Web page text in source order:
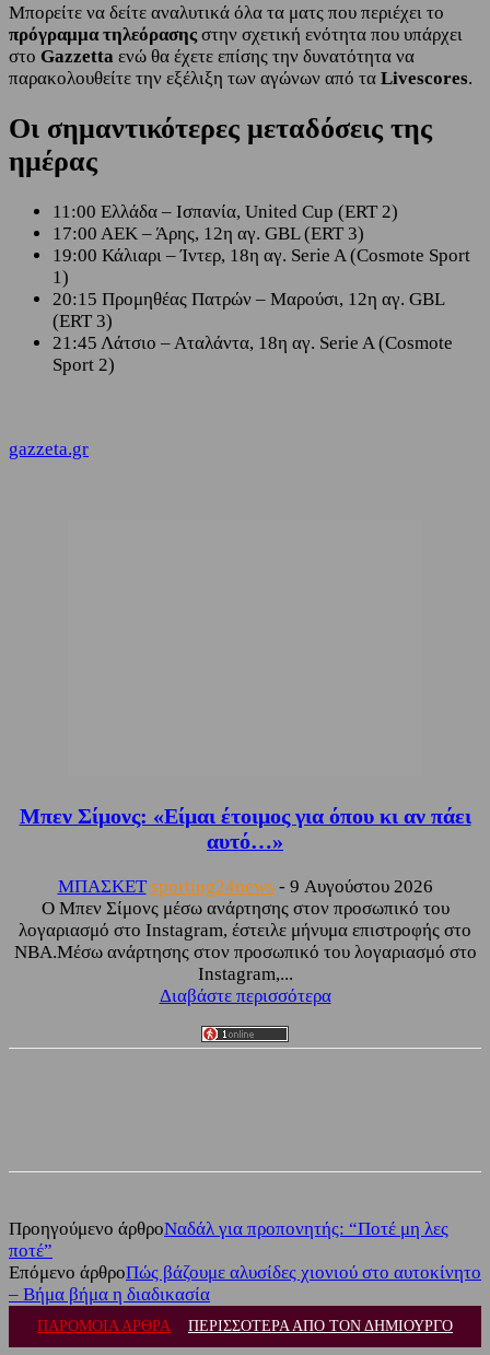
Μπορείτε να δείτε αναλυτικά όλα τα ματς που περιέχει το
πρόγραμμα τηλεόρασης στην σχετική ενότητα που υπάρχει
στο Gazzetta ενώ θα έχετε επίσης την δυνατότητα να
παρακολουθείτε την εξέλιξη των αγώνων από τα Livescores.
Οι σημαντικότερες μεταδόσεις της
ημέρας
11:00 Ελλάδα – Ισπανία, United Cup (ERT 2)
17:00 ΑΕΚ – Άρης, 12η αγ. GBL (ERT 3)
19:00 Κάλιαρι – Ίντερ, 18η αγ. Serie A (Cosmote Sport
1)
20:15 Προμηθέας Πατρών – Μαρούσι, 12η αγ. GBL
(ERT 3)
21:45 Λάτσιο – Αταλάντα, 18η αγ. Serie A (Cosmote
Sport 2)
gazzeta.gr
Μπεν Σίμονς: «Είμαι έτοιμος για όπου κι αν πάει
αυτό…»
ΜΠΑΣΚΕΤ sporting24news - 9 Αυγούστου 2026
Ο Μπεν Σίμονς μέσω ανάρτησης στον προσωπικό του
λογαριασμό στο Instagram, έστειλε μήνυμα επιστροφής στο
NBA.Μέσω ανάρτησης στον προσωπικό του λογαριασμό στο
Instagram,...
Διαβάστε περισσότερα
Προηγούμενο άρθροΝαδάλ για προπονητής: “Ποτέ μη λες
ποτέ”
Επόμενο άρθροΠώς βάζουμε αλυσίδες χιονιού στο αυτοκίνητο
– Βήμα βήμα η διαδικασία
ΠΑΡΟΜΟΙΑ ΑΡΘΡΑ ΠΕΡΙΣΣΟΤΕΡΑ ΑΠΟ ΤΟΝ ΔΗΜΙΟΥΡΓΟ